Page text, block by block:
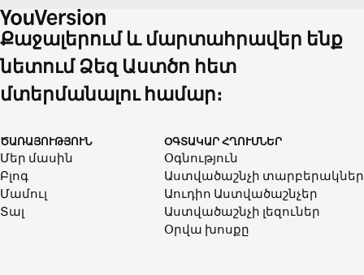
Քաջալերում և մարտահրավեր ենք
նետում Ձեզ Աստծո հետ
մտերմանալու համար։
ԾԱՌԱՅՈՒԹՅՈՒՆ
Մեր մասին
Բլոգ
Մամուլ
Տալ
ՕԳՏԱԿԱՐ ՀՂՈՒՄՆԵՐ
Օգնություն
Աստվածաշնչի տարբերակներ
Աուդիո Աստվածաշնչեր
Աստվածաշնչի լեզուներ
Օրվա խոսքը